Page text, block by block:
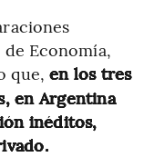
Economía,
que, en los tres
en Argentina
inéditos,